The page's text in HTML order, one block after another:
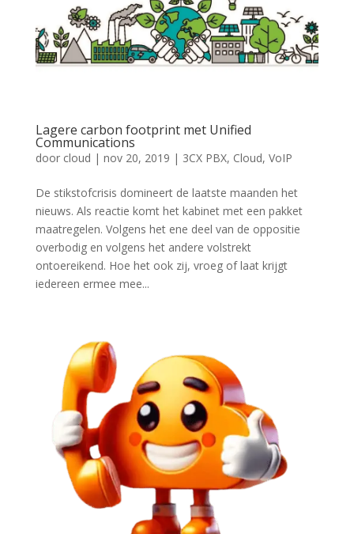
Lagere carbon footprint met Unified
Communications
door cloud | nov 20, 2019 | 3CX PBX, Cloud, VoIP
De stikstofcrisis domineert de laatste maanden het
nieuws. Als reactie komt het kabinet met een pakket
maatregelen. Volgens het ene deel van de oppositie
overbodig en volgens het andere volstrekt
ontoereikend. Hoe het ook zij, vroeg of laat krijgt
iedereen ermee mee...